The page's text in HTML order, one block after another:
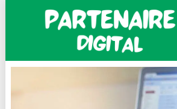
Partenaire Digital